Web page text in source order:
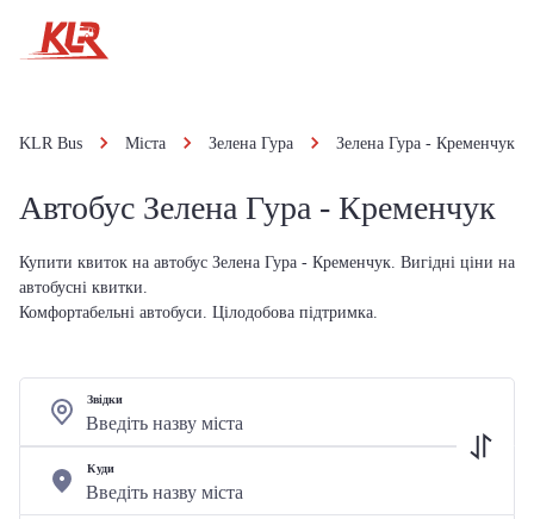
KLR Bus Міста Зелена Гура Зелена Гура - Кременчук
Автобус Зелена Гура - Кременчук
Купити квиток на автобус Зелена Гура - Кременчук. Вигідні ціни на
автобусні квитки.
Комфортабельні автобуси. Цілодобова підтримка.
Звідки
Куди